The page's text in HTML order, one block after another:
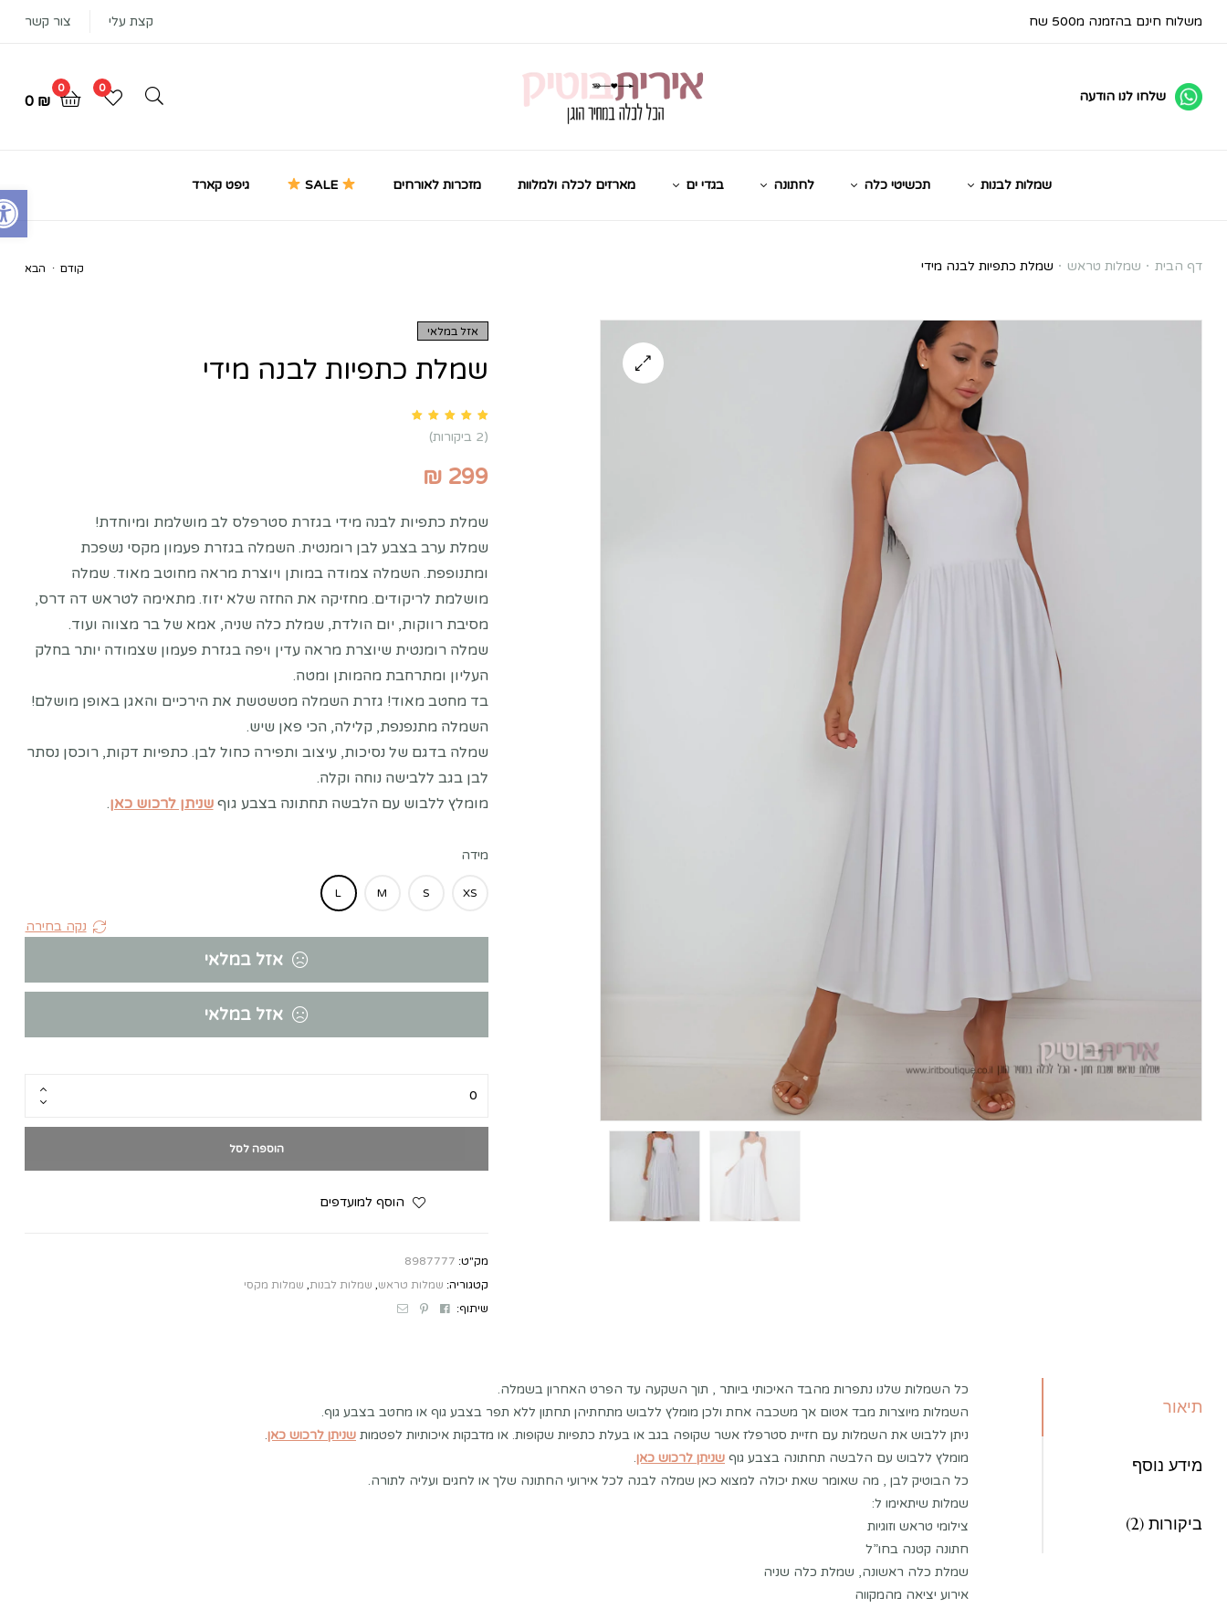
Open toolbar
משלוח חינם בהזמנה מ500 שח קצת עלי צור קשר
שלחו לנו הודעה
0
0
₪
שמלות לבנות תכשיטי כלה לחתונה בגדי ים מארזים לכלה ולמלוות מזכרות לאורחים SALE גיפט קארד
שמלת
דף הבית שמלות טראש שמלת כתפיות לבנה מידי קודם . הבא
אזל במלאי
שמלת כתפיות לבנה מידי
2
customer ratings(
2 ביקורות)
₪299
שמלת כתפיות לבנה מידי בגזרת סטרפלס לב מושלמת ומיוחדת!
שמלת ערב בצבע לבן רומנטית. השמלה בגזרת פעמון מקסי נשפכת
ומתנופפת. השמלה צמודה במותן ויוצרת מראה מחוטב מאוד. שמלה
מושלמת לריקודים. מחזיקה את החזה שלא יזוז. מתאימה לטראש דה דרס,
מסיבת רווקות, יום הולדת, שמלת כלה שניה, אמא של בר מצווה ועוד.
שמלה רומנטית שיוצרת מראה עדין ויפה בגזרת פעמון שצמודה יותר בחלק
העליון ומתרחבת מהמותן ומטה.
בד מחטב מאוד! גזרת השמלה מטשטשת את הירכיים והאגן באופן מושלם!
השמלה מתנפנפת, קלילה, הכי פאן שיש.
שמלה בדגם של נסיכות, עיצוב ותפירה כחול לבן. כתפיות דקות, רוכסן נסתר
לבן בגב ללבישה נוחה וקלה.
מומלץ ללבוש עם הלבשה תחתונה בצבע גוףשניתן לרכוש כאן.
מידה
XS
S
M
L
נקה בחירה
אזל במלאי
אזל במלאי
הוספה לסל
הוסף למועדפים
מק"ט: 8987777
קטגוריה: שמלות טראש שמלות לבנות שמלות מקסי
שיתוף:
Facebook
Pinterest
Email
תיאור
מידע נוסף
ביקורות (2)
כל השמלות שלנו נתפרות מהבד האיכותי ביותר , תוך השקעה עד הפרט האחרון בשמלה.
השמלות מיוצרות מבד אטום אך משכבה אחת ולכן מומלץ ללבוש מתחתיהן תחתון ללא תפר בצבע גוף או מחטב בצבע גוף.
ניתן ללבוש את השמלות עם חזיית סטרפלז אשר שקופה בגב או בעלת כתפיות שקופות. או מדבקות איכותיות לפטמות שניתן לרכוש כאן.
מומלץ ללבוש עם הלבשה תחתונה בצבע גוף שניתן לרכוש כאן.
כל הבוטיק לבן , מה שאומר שאת יכולה למצוא כאן שמלה לבנה לכל אירועי החתונה שלך או לחגים ועליה לתורה.
שמלות שיתאימו ל:
צילומי טראש וזוגיות
חתונה קטנה בחו”ל
שמלת כלה ראשונה, שמלת כלה שניה
אירוע יציאה מהמקווה